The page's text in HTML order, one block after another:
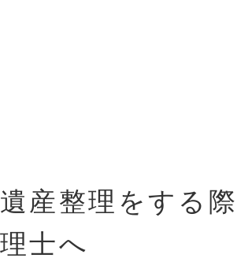
遺産整理をする
理士へ